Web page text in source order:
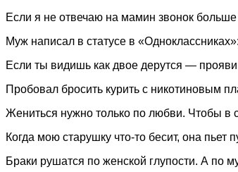
Если я не отвечаю на мамин звонок
Муж написал в статусе в
Если ты видишь как двое дерутся —
Пробовал бросить курить с никотиновым
Жениться нужно только по любви. Чтобы в
Когда мою старушку что-то бесит, она пьет
Браки рушатся по женской глупости. А по